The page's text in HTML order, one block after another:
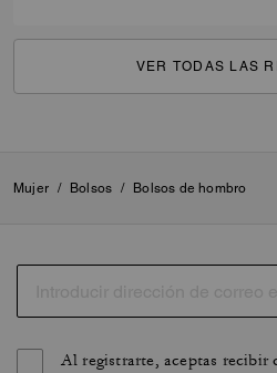
VER TODAS LAS
Mujer / Bolsos / Bolsos de hombro
Al registrarte, aceptas recibir